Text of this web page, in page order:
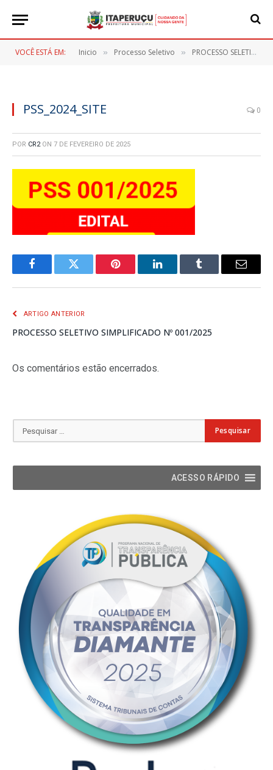
VOCÊ ESTÁ EM: Inicio » Processo Seletivo » PROCESSO SELETIVO SIMPLIFICADO Nº 001/2025
PSS_2024_SITE 0
POR CR2 ON 7 DE FEVEREIRO DE 2025
FacebookTwitter Pinterest LinkedInTumblr
E-
ARTIGO ANTERIOR
PROCESSO SELETIVO SIMPLIFICADO Nº 001/2025
Os comentários estão encerrados.
ACESSO RÁPIDO